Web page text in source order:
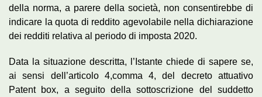
della norma, a parere della società, non consentirebbe di
indicare la quota di reddito agevolabile nella dichiarazione
dei redditi relativa al periodo di imposta 2020.
Data la situazione descritta, l’Istante chiede di sapere se,
ai sensi dell’articolo 4,comma 4, del decreto attuativo
Patent box, a seguito della sottoscrizione del suddetto